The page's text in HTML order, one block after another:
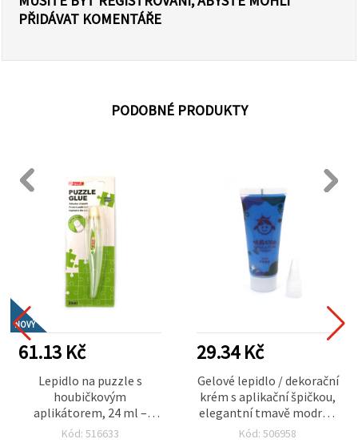
PŘIDÁVAT KOMENTÁŘE
PODOBNÉ PRODUKTY
NOVÝ
61.13 Kč
Lepidlo na puzzle s
houbičkovým
aplikátorem, 24 ml –
ideální pro fixaci,
Kód: 516633
29.34 Kč
Gelové lepidlo / dekorační
krém s aplikační špičkou,
elegantní tmavě modrá –
50 ml
Kód: 506958